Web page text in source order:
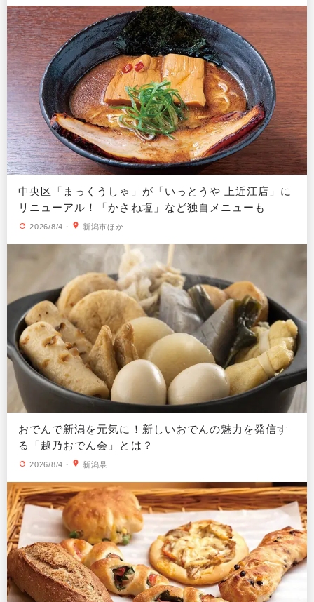
中央区「まっくうしゃ」が「いっとうや 上近江店」に
リニューアル！「かさね塩」など独自メニューも
2026/8/4 ・ 新潟市ほか
おでんで新潟を元気に！新しいおでんの魅力を発信す
る「越乃おでん会」とは？
2026/8/4 ・ 新潟県